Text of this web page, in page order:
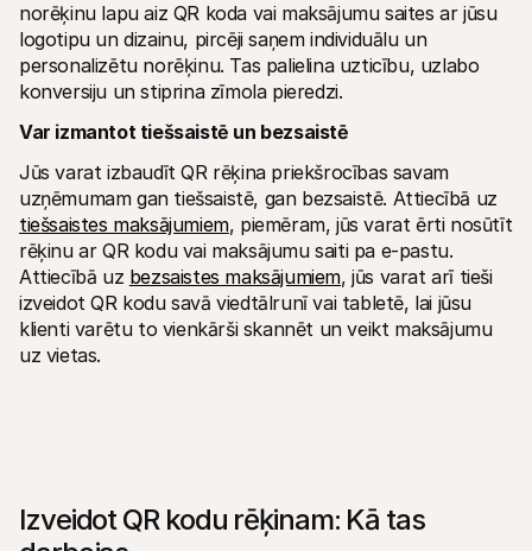
norēķinu lapu aiz QR koda vai maksājumu saites ar jūsu
logotipu un dizainu, pircēji saņem individuālu un
personalizētu norēķinu. Tas palielina uzticību, uzlabo
konversiju un stiprina zīmola pieredzi.
Var izmantot tiešsaistē un bezsaistē
Jūs varat izbaudīt QR rēķina priekšrocības savam
tiešsaistes maksājumiem, piemēram, jūs varat ērti nosūtīt
rēķinu ar QR kodu vai maksājumu saiti pa e-pastu.
Attiecībā uz bezsaistes maksājumiem, jūs varat arī tieši
izveidot QR kodu savā viedtālrunī vai tabletē, lai jūsu
klienti varētu to vienkārši skannēt un veikt maksājumu
uz vietas.
Izveidot QR kodu rēķinam: Kā tas